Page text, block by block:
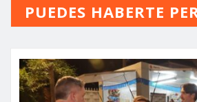
PUEDES HABERTE